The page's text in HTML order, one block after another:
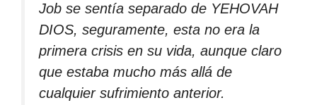
Job se sentía separado de YEHOVAH
DIOS, seguramente, esta no era la
primera crisis en su vida, aunque claro
que estaba mucho más allá de
cualquier sufrimiento anterior.